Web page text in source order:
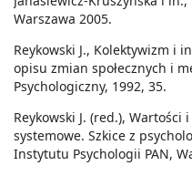
Warszawa 2005.
Reykowski J., Kolektywizm i
opisu zmian społecznych i
Psychologiczny, 1992, 35.
Reykowski J. (red.),
systemowe. Szkice z
Instytutu Psychologii PAN,